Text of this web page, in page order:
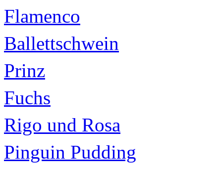
Flamenco
Ballettschwein
Prinz
Fuchs
Rigo und Rosa
Pinguin Pudding